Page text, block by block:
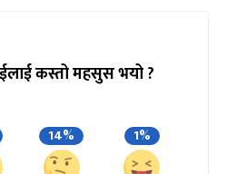
कस्तो महसुस भयो ?
14% 1%